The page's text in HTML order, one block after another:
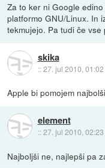
Za to ker ni Google
platformo GNU/Linux. In
tekmujejo. Pa tudi če
skika
::27. jul 2010, 01:02
Apple bi pomojem
element
::27. jul 2010, 02:23
Najboljši ne, najlepši pa